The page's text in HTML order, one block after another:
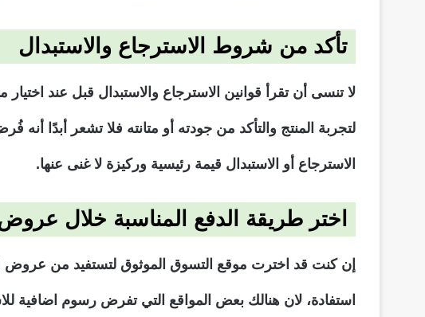
تأكد من شروط الاسترجاع والاستبدال
لا تنسى أن تقرأ قوانين الاسترجاع والاستبدال قبل عند
لتجربة المنتج والتأكد من جودته أو متانته فلا تشعر أبدًا
الاسترجاع أو الاستبدال قيمة رئيسية وركيزة لا غنى عنها.
اختر طريقة الدفع المناسبة خلال
إن كنت قد اخترت موقع التسوق الموثوق لتستفيد من عروض
استفادة، لان هنالك بعض المواقع التي تفرض رسوم اضافية